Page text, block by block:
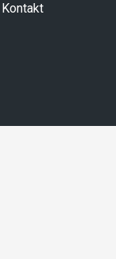
Kontakt